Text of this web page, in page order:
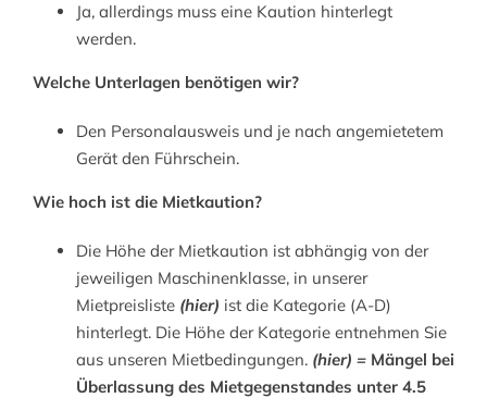
Ja, allerdings muss eine Kaution hinterlegt
werden.
Welche Unterlagen benötigen wir?
Den Personalausweis und je nach angemietetem
Gerät den Führschein.
Wie hoch ist die Mietkaution?
Die Höhe der Mietkaution ist abhängig von der
jeweiligen Maschinenklasse, in unserer
Mietpreisliste (hier) ist die Kategorie (A-D)
hinterlegt. Die Höhe der Kategorie entnehmen Sie
aus unseren Mietbedingungen. (hier) = Mängel bei
Überlassung des Mietgegenstandes unter 4.5